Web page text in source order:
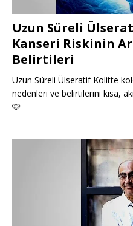
Uzun Süreli
Kanseri Riskinin
Belirtileri
Uzun Süreli Ülseratif Kolitte
nedenleri ve belirtilerini kısa,
🩷